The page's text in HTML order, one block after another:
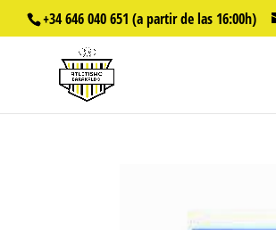
+34 646 040 651 (a partir de las 16:00h)